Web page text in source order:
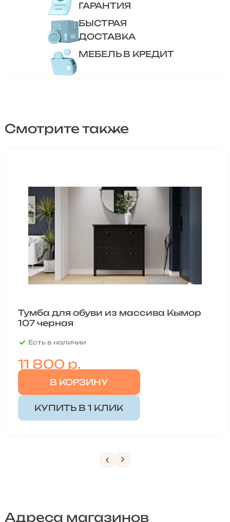
ГАРАНТИЯ
БЫСТРАЯ
ДОСТАВКА
МЕБЕЛЬ В КРЕДИТ
Смотрите также
Тумба для обуви из массива Кымор
107 черная
Есть в наличии
11 800р.
В КОРЗИНУ
КУПИТЬ В 1 КЛИК
Адреса магазинов